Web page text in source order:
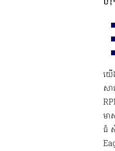
យើ
សា
មា
ធំ